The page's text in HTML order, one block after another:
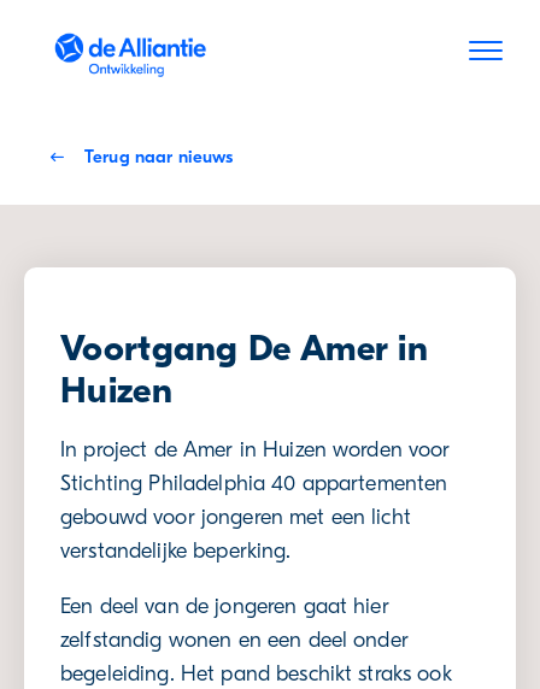
Terug naar nieuws
Voortgang De Amer in
Huizen
In project de Amer in Huizen worden voor
Stichting Philadelphia 40 appartementen
gebouwd voor jongeren met een licht
verstandelijke beperking.
Een deel van de jongeren gaat hier
zelfstandig wonen en een deel onder
begeleiding. Het pand beschikt straks ook